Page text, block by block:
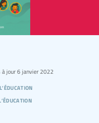
à jour6 janvier 2022